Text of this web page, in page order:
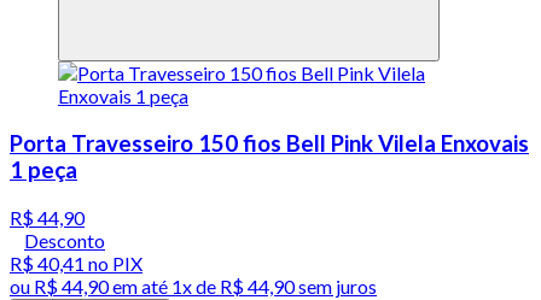
Porta Travesseiro 150 fios Bell Pink Vilela Enxovais
1 peça
R$ 44,90
Desconto
R$ 40,41 no PIX
ou R$ 44,90em até 1x de R$ 44,90sem juros